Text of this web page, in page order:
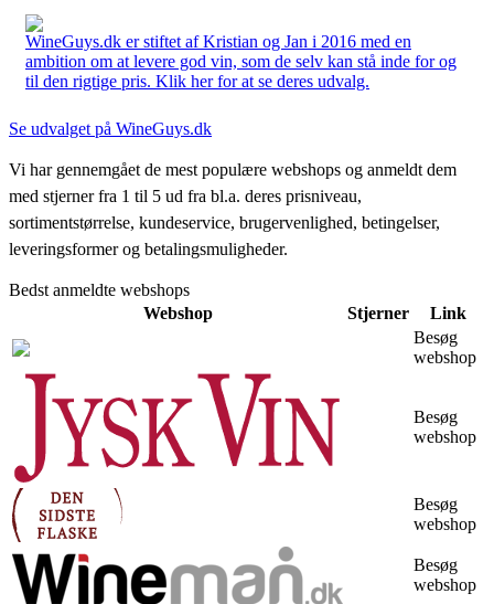
WineGuys.dk er stiftet af Kristian og Jan i 2016 med en
ambition om at levere god vin, som de selv kan stå inde for og
til den rigtige pris. Klik her for at se deres udvalg.
Se udvalget på WineGuys.dk
Vi har gennemgået de mest populære webshops og anmeldt dem
med stjerner fra 1 til 5 ud fra bl.a. deres prisniveau,
sortimentstørrelse, kundeservice, brugervenlighed, betingelser,
leveringsformer og betalingsmuligheder.
Bedst anmeldte webshops
Webshop
Stjerner
Link
Besøg
webshop
Besøg
webshop
Besøg
webshop
Besøg
webshop